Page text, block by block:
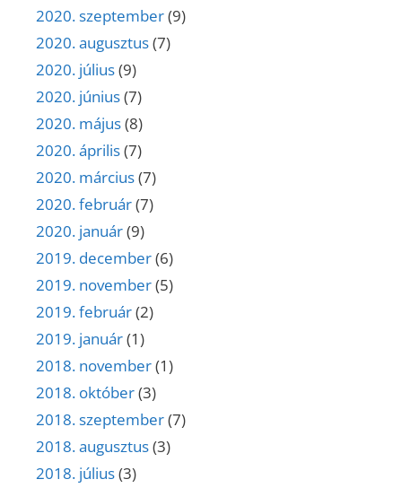
2020. szeptember(9)
2020. augusztus(7)
2020. július(9)
2020. június(7)
2020. május(8)
2020. április(7)
2020. március(7)
2020. február(7)
2020. január(9)
2019. december(6)
2019. november(5)
2019. február(2)
2019. január(1)
2018. november(1)
2018. október(3)
2018. szeptember(7)
2018. augusztus(3)
2018. július(3)